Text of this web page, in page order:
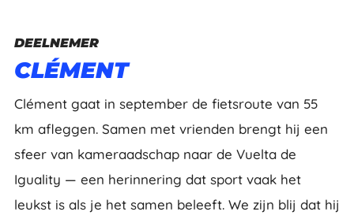
DEELNEMER
CLÉMENT
Clément gaat in september de fietsroute van 55
km afleggen. Samen met vrienden brengt hij een
sfeer van kameraadschap naar de Vuelta de
Iguality — een herinnering dat sport vaak het
leukst is als je het samen beleeft. We zijn blij dat hij